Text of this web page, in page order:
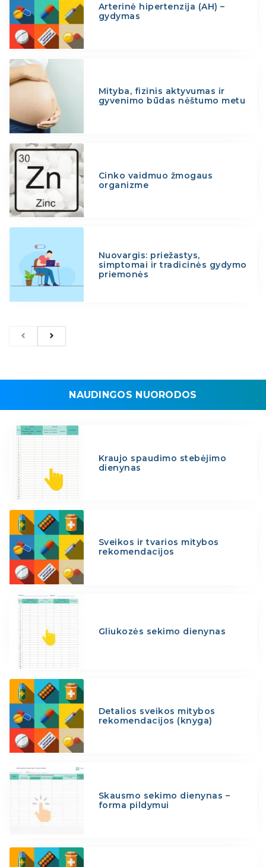
Arterinė hipertenzija (AH) –
gydymas
Mityba, fizinis aktyvumas ir
gyvenimo būdas nėštumo metu
Cinko vaidmuo žmogaus
organizme
Nuovargis: priežastys,
simptomai ir tradicinės gydymo
priemonės
NAUDINGOS NUORODOS
Kraujo spaudimo stebėjimo
dienynas
Sveikos ir tvarios mitybos
rekomendacijos
Gliukozės sekimo dienynas
Detalios sveikos mitybos
rekomendacijos (knyga)
Skausmo sekimo dienynas –
forma pildymui